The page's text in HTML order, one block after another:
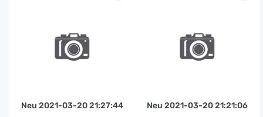
Neu 2021-03-20 21:27:44 Neu 2021-03-20 21:21:06